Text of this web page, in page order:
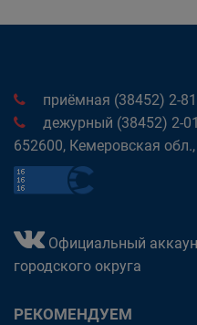
приёмная (38452) 2-
дежурный (38452) 2-
652600, Кемеровская
Официальный
городского округа
РЕКОМЕНДУЕМ